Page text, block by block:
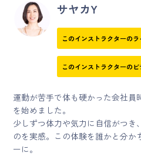
サヤカY
このインストラクターの
このインストラクターの
運動が苦手で体も硬かった会社
を始めました。
少しずつ体力や気力に自信がつき
のを実感。この体験を誰かと分か
ーに。